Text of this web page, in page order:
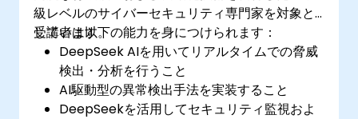
級レベルのサイバーセキュリティ専門家を対象と
しています。
受講者は以下の能力を身につけられます：
DeepSeek AIを用いてリアルタイムでの脅威
検出・分析を行うこと
AI駆動型の異常検出手法を実装すること
DeepSeekを活用してセキュリティ監視およ